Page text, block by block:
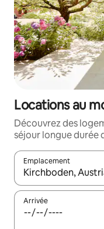
Locations au
Découvrez des
séjour longue durée
Emplacement
Quand les résultats
Arrivée